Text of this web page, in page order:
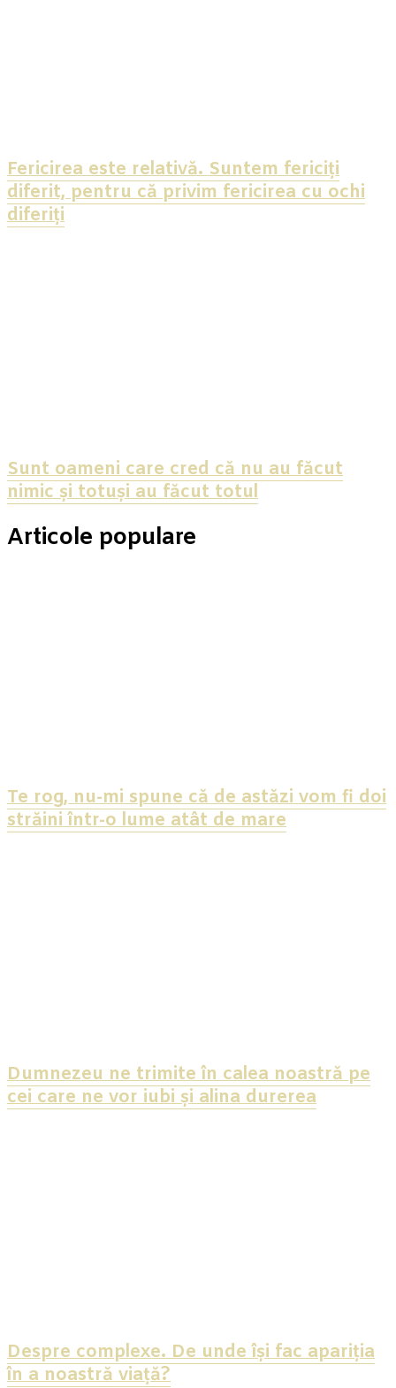
Fericirea este relativă. Suntem fericiți
diferit, pentru că privim fericirea cu ochi
diferiți
Sunt oameni care cred că nu au făcut
nimic și totuși au făcut totul
Articole populare
Te rog, nu-mi spune că de astăzi vom fi doi
străini într-o lume atât de mare
Dumnezeu ne trimite în calea noastră pe
cei care ne vor iubi și alina durerea
Despre complexe. De unde își fac apariția
în a noastră viață?